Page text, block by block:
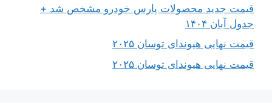
قیمت جدید محصولات پارس خودرو مشخص شد +
جدول آبان ۱۴۰۴
قیمت نهایی هیوندای توسان ۲۰۲۵
قیمت نهایی هیوندای توسان ۲۰۲۵